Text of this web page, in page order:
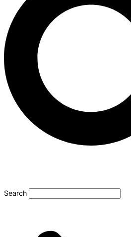
Search